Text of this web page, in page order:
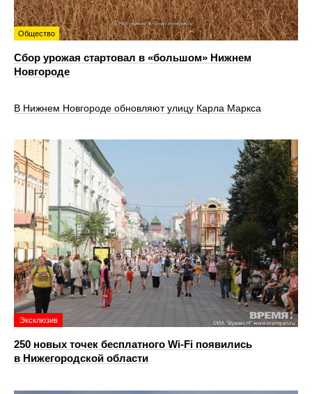
Общество
Сбор урожая стартовал в «большом» Нижнем
Новгороде
В Нижнем Новгороде обновляют улицу Карла Маркса
Эксклюзив
250 новых точек бесплатного Wi-Fi появились
в Нижегородской области